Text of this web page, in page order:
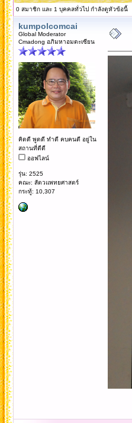
0 สมาชิก และ 1 บุคคลทั่วไป กำลังดูหัวข้อนี้
kumpolcomcai
Global Moderator
Cmadong อภิมหาอมตะเซียน
คิดดี พูดดี ทำดี คบคนดี อยู่ใน
สถานที่ดีดี
ออฟไลน์
รุ่น: 2525
คณะ: สัตวแพทยศาสตร์
กระทู้: 10,307